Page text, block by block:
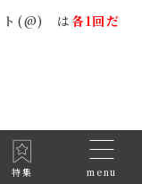
特集 menu
ト(@) は各1回だ
字まで使えます。